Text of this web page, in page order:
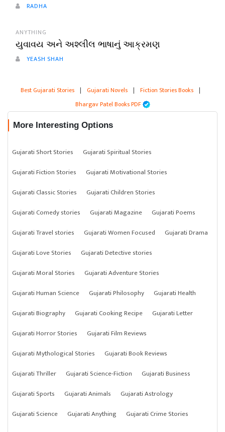
RADHA
ANYTHING
યુવાવય અને અશ્લીલ ભાષાનું આક્રમણ
YEASH SHAH
Best Gujarati Stories | Gujarati Novels | Fiction Stories Books |
Bhargav Patel Books PDF
More Interesting Options
Gujarati Short Stories
Gujarati Spiritual Stories
Gujarati Fiction Stories
Gujarati Motivational Stories
Gujarati Classic Stories
Gujarati Children Stories
Gujarati Comedy stories
Gujarati Magazine
Gujarati Poems
Gujarati Travel stories
Gujarati Women Focused
Gujarati Drama
Gujarati Love Stories
Gujarati Detective stories
Gujarati Moral Stories
Gujarati Adventure Stories
Gujarati Human Science
Gujarati Philosophy
Gujarati Health
Gujarati Biography
Gujarati Cooking Recipe
Gujarati Letter
Gujarati Horror Stories
Gujarati Film Reviews
Gujarati Mythological Stories
Gujarati Book Reviews
Gujarati Thriller
Gujarati Science-Fiction
Gujarati Business
Gujarati Sports
Gujarati Animals
Gujarati Astrology
Gujarati Science
Gujarati Anything Gujarati Crime Stories